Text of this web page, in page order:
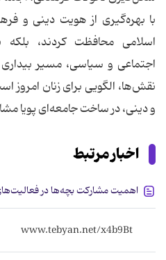
با بهره‌گیری از هویت دینی و
اسلامی محافظت کردند، بلکه
اجتماعی و سیاسی، مسیر
نقش‌ها، الگویی برای زنان
و دینی، در ساخت جامعه‌ای پویا
اخبار مرتبط
اهمیت مشارکت بچه‌ها در